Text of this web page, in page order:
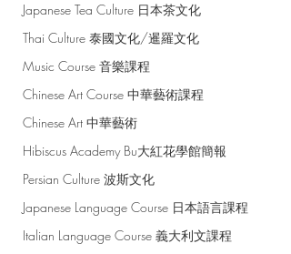
Japanese Tea Culture 日本茶文化
Thai Culture 泰國文化/暹羅文化
Music Course 音樂課程
Chinese Art Course 中華藝術課程
Chinese Art 中華藝術
Hibiscus Academy Bu大紅花學館簡報
Persian Culture 波斯文化
Japanese Language Course 日本語言課程
Italian Language Course 義大利文課程